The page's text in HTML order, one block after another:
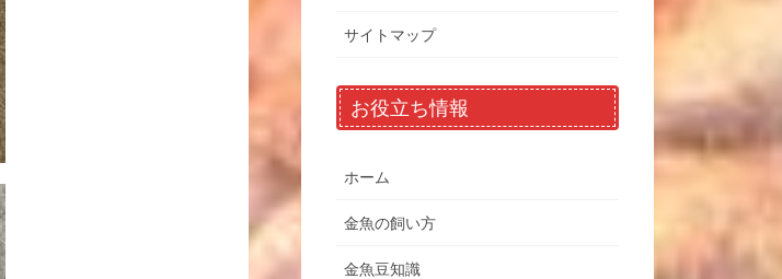
サイトマップ
お役立ち情報
ホーム
金魚の飼い方
金魚豆知識